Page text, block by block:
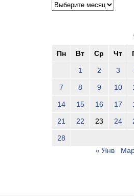
Пн Вт Ср Чт
1 2 3
7 8 9 10
14 15 16 17
21 22 23 24
28
« Янв